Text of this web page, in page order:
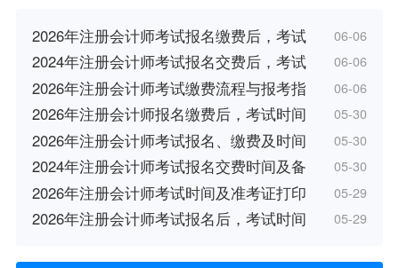
2026年注册会计师考试报名缴费后，考试 06-06
2024年注册会计师考试报名交费后，考试 06-06
2026年注册会计师考试缴费流程与报考指 06-06
2026年注册会计师报名缴费后，考试时间 05-30
2026年注册会计师考试报名、缴费及时间 05-30
2024年注册会计师考试报名交费时间及备 05-30
2026年注册会计师考试时间及准考证打印 05-29
2026年注册会计师考试报名后，考试时间 05-29